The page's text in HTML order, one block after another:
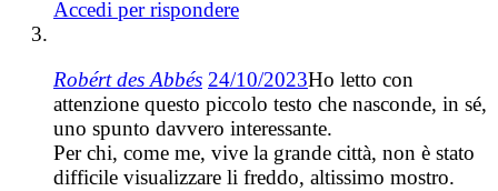
Accedi per rispondere
Robért des Abbés 24/10/2023Ho letto con
attenzione questo piccolo testo che nasconde, in sé,
uno spunto davvero interessante.
Per chi, come me, vive la grande città, non è stato
difficile visualizzare li freddo, altissimo mostro.